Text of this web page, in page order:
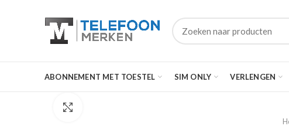
ABONNEMENT MET TOESTEL SIM ONLY VERLENGEN